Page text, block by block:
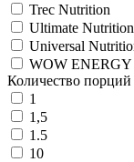
Trec Nutrition
Ultimate Nutrition
Universal
WOW ENERGY
Количество порций
1
1,5
1.5
10